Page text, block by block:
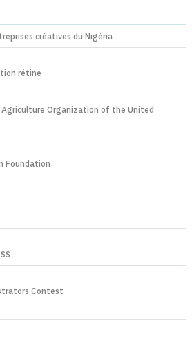
créatives du Nigéria
rétine
Agriculture Organization of the United
Foundation
Contest